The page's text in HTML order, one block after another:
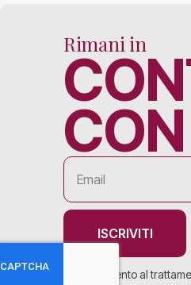
Rimani in
Acconsento al
ISCRIVITI